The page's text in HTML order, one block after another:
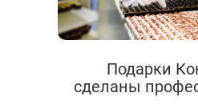
Подарки
сделаны